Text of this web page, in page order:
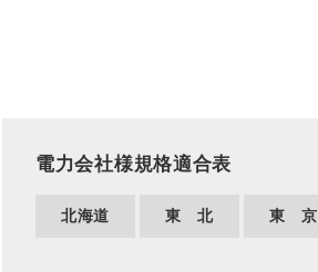
電力会社様規格適合表
北海道 東 北 東 京